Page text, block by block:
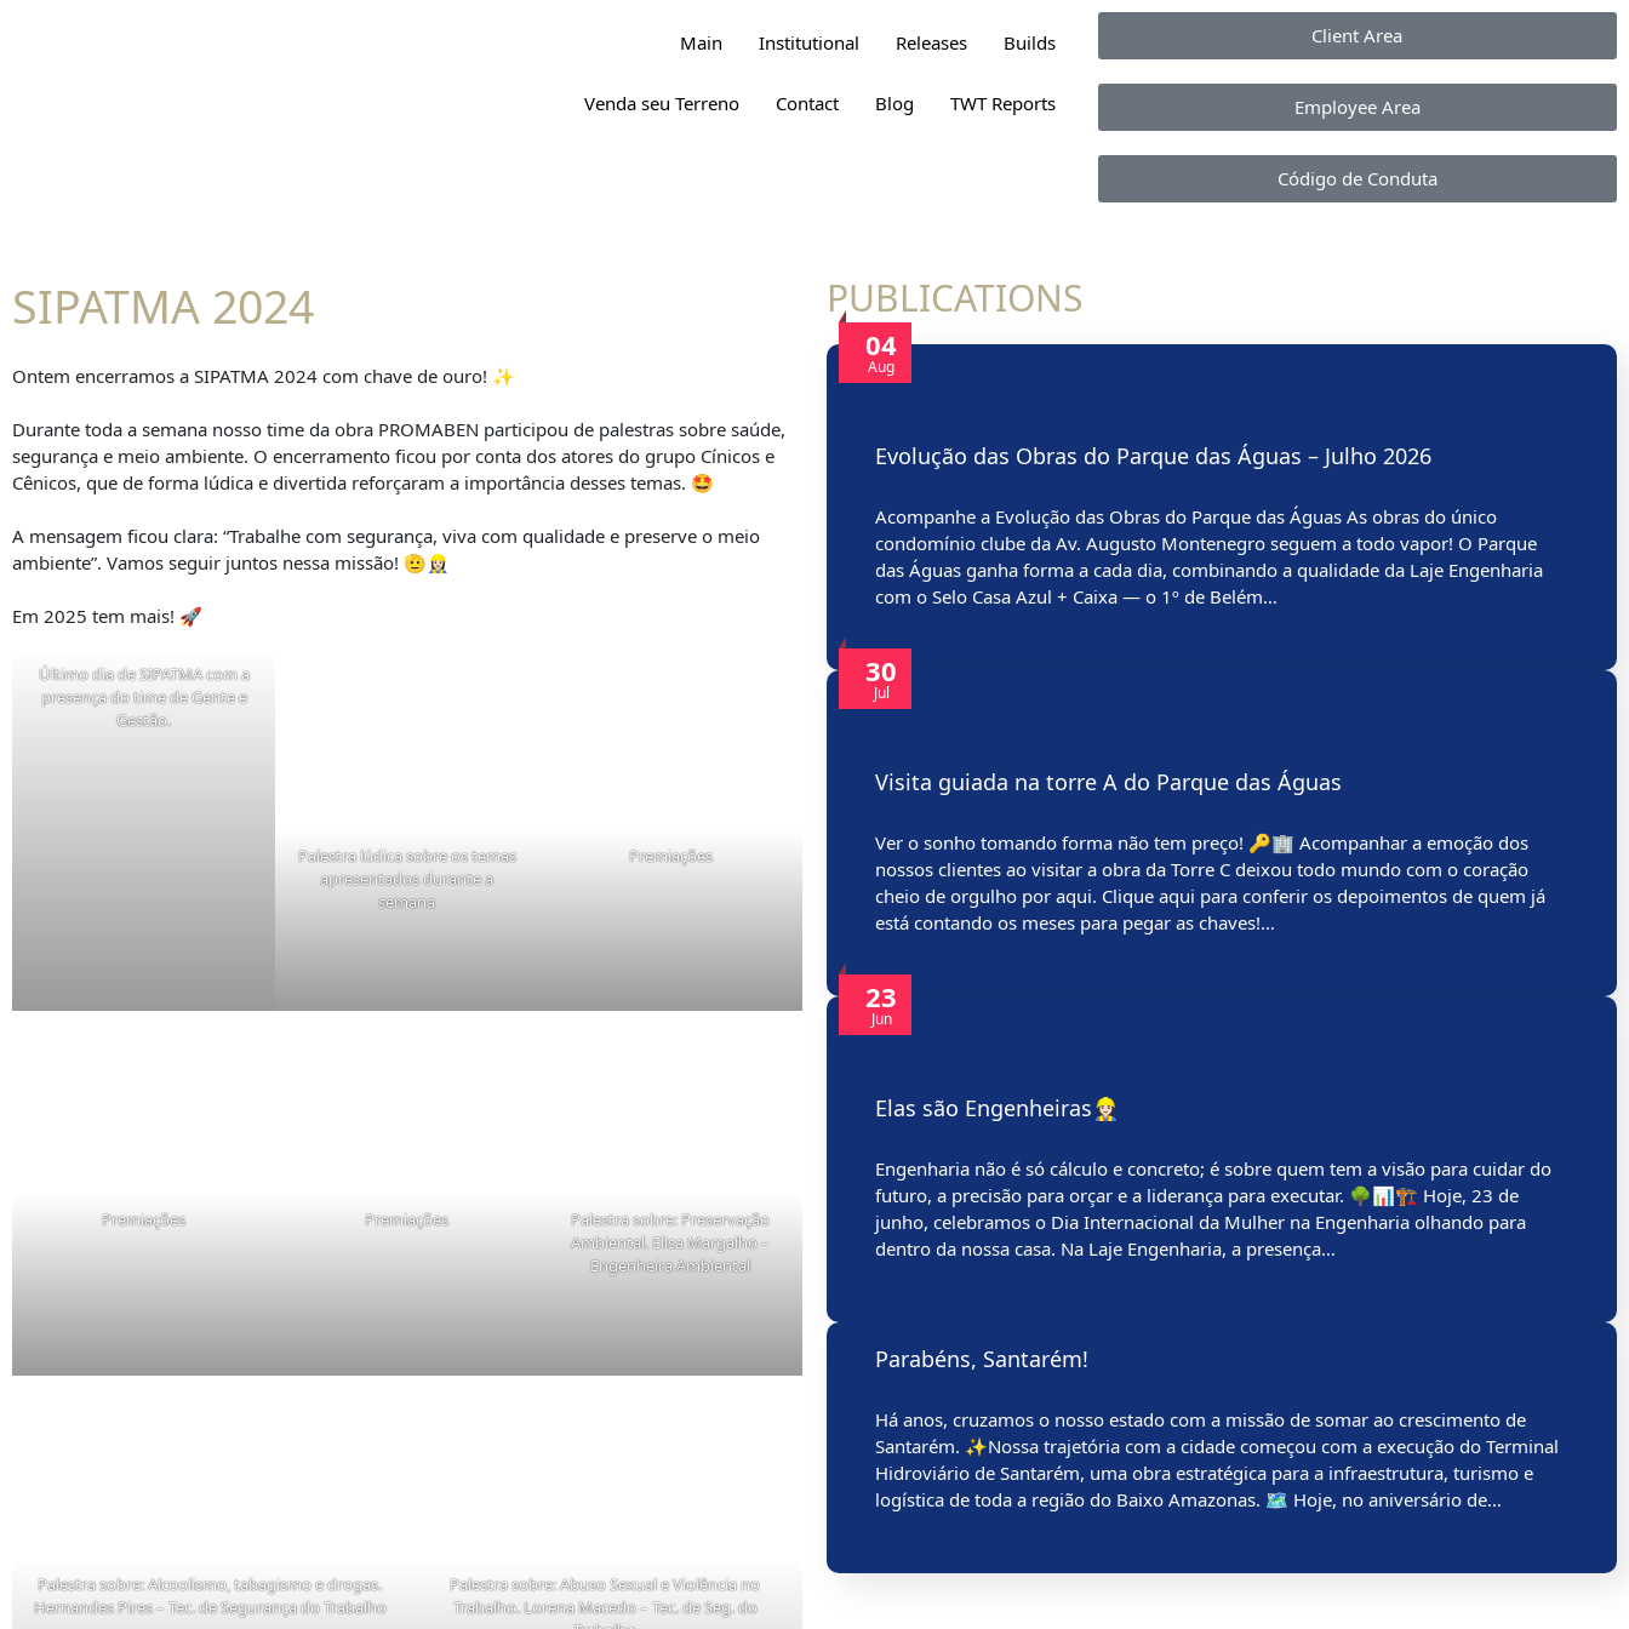
Main Institutional Releases Builds
Venda seu Terreno Contact Blog TWT Reports
Client Area
Employee Area
Código de Conduta
SIPATMA 2024
Ontem encerramos a SIPATMA 2024 com chave de ouro! ✨
Durante toda a semana nosso time da obra PROMABEN participou de palestras sobre saúde,
segurança e meio ambiente. O encerramento ficou por conta dos atores do grupo Cínicos e
Cênicos, que de forma lúdica e divertida reforçaram a importância desses temas. 🤩
A mensagem ficou clara: “Trabalhe com segurança, viva com qualidade e preserve o meio
ambiente”. Vamos seguir juntos nessa missão! 🫡👷🏻‍♀️
Em 2025 tem mais! 🚀
Último dia de SIPATMA com a
presença do time de Gente e
Gestão.
Palestra lúdica sobre os temas
apresentados durante a
semana
Premiações
Premiações Premiações
Palestra sobre: Preservação
Ambiental. Elisa Margalho –
Engenheira Ambiental
Palestra sobre: Alcoolismo, tabagismo e drogas.
Hernandes Pires – Tec. de Segurança do Trabalho
Palestra sobre: Abuso Sexual e Violência no
Trabalho. Lorena Macedo – Tec. de Seg. do
PUBLICATIONS
04
Aug
Evolução das Obras do Parque das Águas – Julho 2026
Acompanhe a Evolução das Obras do Parque das Águas As obras do único
condomínio clube da Av. Augusto Montenegro seguem a todo vapor! O Parque
das Águas ganha forma a cada dia, combinando a qualidade da Laje Engenharia
com o Selo Casa Azul + Caixa — o 1º de Belém…
30
Jul
Visita guiada na torre A do Parque das Águas
Ver o sonho tomando forma não tem preço! 🔑🏢 Acompanhar a emoção dos
nossos clientes ao visitar a obra da Torre C deixou todo mundo com o coração
cheio de orgulho por aqui. Clique aqui para conferir os depoimentos de quem já
está contando os meses para pegar as chaves!…
23
Jun
Elas são Engenheiras👷🏻‍♀️
Engenharia não é só cálculo e concreto; é sobre quem tem a visão para cuidar do
futuro, a precisão para orçar e a liderança para executar. 🌳📊🏗️ Hoje, 23 de
junho, celebramos o Dia Internacional da Mulher na Engenharia olhando para
dentro da nossa casa. Na Laje Engenharia, a presença…
Parabéns, Santarém!
Há anos, cruzamos o nosso estado com a missão de somar ao crescimento de
Santarém. ✨Nossa trajetória com a cidade começou com a execução do Terminal
Hidroviário de Santarém, uma obra estratégica para a infraestrutura, turismo e
logística de toda a região do Baixo Amazonas. 🗺️ Hoje, no aniversário de…